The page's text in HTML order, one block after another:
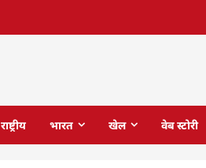
राष्ट्रीय भारत खेल वेब स्टोरी